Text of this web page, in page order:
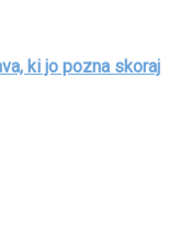
ki jo pozna skoraj